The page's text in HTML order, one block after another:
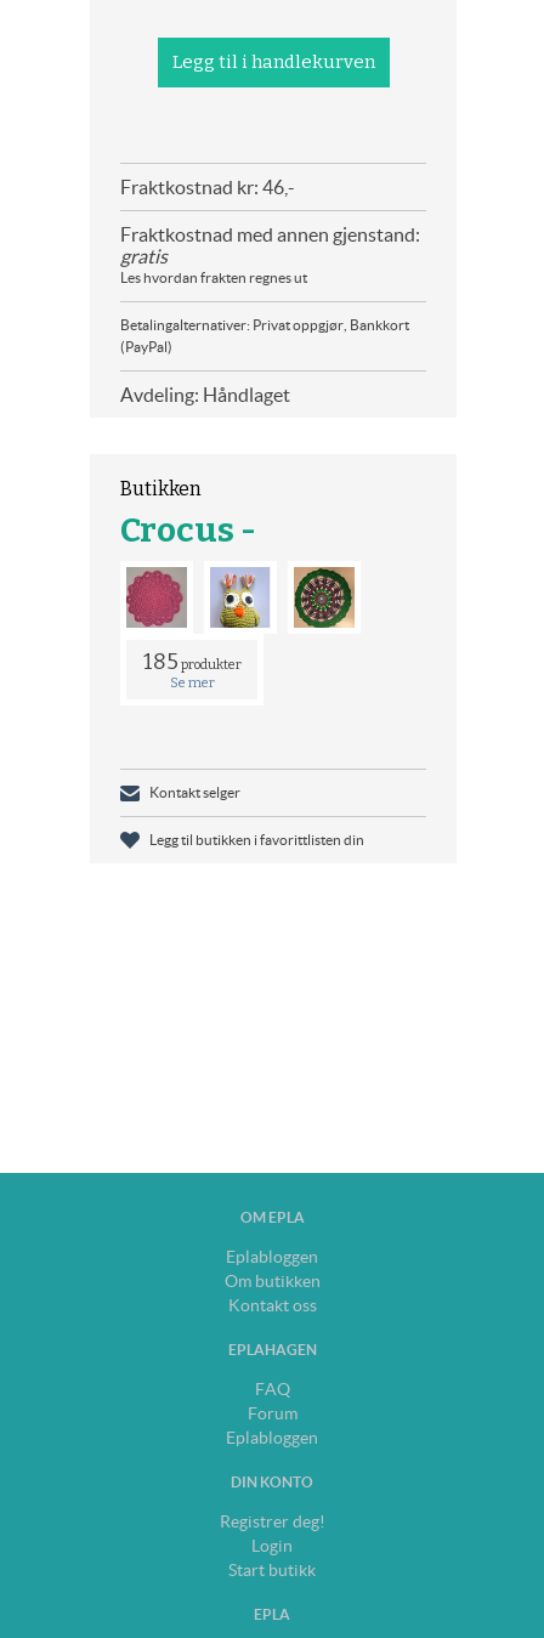
Fraktkostnad kr: 46,-
Fraktkostnad med annen gjenstand:
gratis
Les hvordan frakten regnes ut
Betalingalternativer: Privat oppgjør, Bankkort
(PayPal)
Avdeling: Håndlaget
Butikken
Crocus -
185 produkter
Se mer
Kontakt selger
Legg til butikken i favorittlisten din
OM EPLA
Eplabloggen
Om butikken
Kontakt oss
EPLAHAGEN
FAQ
Forum
Eplabloggen
DIN KONTO
Registrer deg!
Login
Start butikk
EPLA